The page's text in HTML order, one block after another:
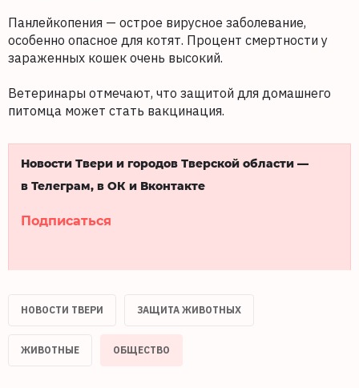
Панлейкопения — острое вирусное заболевание,
особенно опасное для котят. Процент смертности у
зараженных кошек очень высокий.
Ветеринары отмечают, что защитой для домашнего
питомца может стать вакцинация.
Новости Твери и городов Тверской области —
в Телеграм, в ОК и Вконтакте
Подписаться
НОВОСТИ ТВЕРИ ЗАЩИТА ЖИВОТНЫХ
ЖИВОТНЫЕ ОБЩЕСТВО